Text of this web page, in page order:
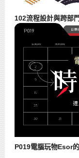
102流程設計與跨部
P019電腦玩物Esor